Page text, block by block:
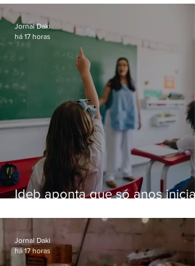
residências de luxo no Rio
Ideb aponta que só anos
educação
Jornal Daki
há 17 horas
Jornal Daki
há 17 horas